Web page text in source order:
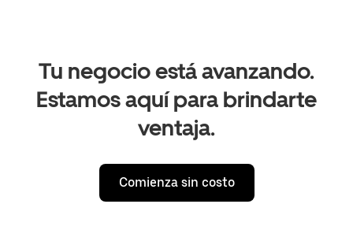
Tu negocio está avanzando.
Estamos aquí para brindarte
ventaja.
Comienza sin costo